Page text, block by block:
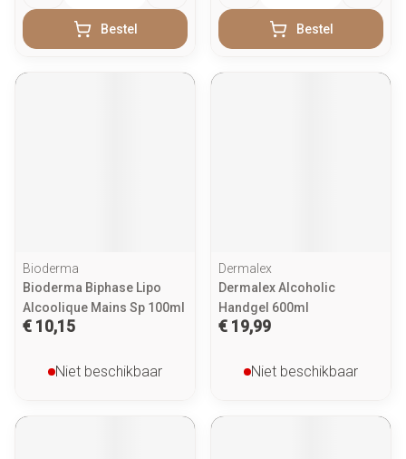
Bestel Bestel
Bioderma
Bioderma Biphase Lipo
Alcoolique Mains Sp 100ml
€ 10,15
Niet beschikbaar
Dermalex
Dermalex Alcoholic
Handgel 600ml
€ 19,99
Niet beschikbaar